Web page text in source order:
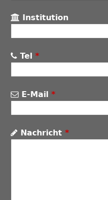
Institution
Tel*
E-Mail*
Nachricht*